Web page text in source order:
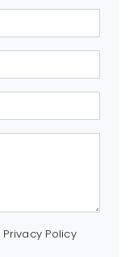
Privacy Policy